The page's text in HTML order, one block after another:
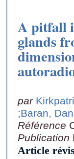
A pitfall
glands
par
;Baran,
Référence
Publication
Article